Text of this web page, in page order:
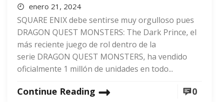
enero 21, 2024
SQUARE ENIX debe sentirse muy orgulloso pues
DRAGON QUEST MONSTERS: The Dark Prince, el
más reciente juego de rol dentro de la
serie DRAGON QUEST MONSTERS, ha vendido
oficialmente 1 millón de unidades en todo...
Continue Reading 0